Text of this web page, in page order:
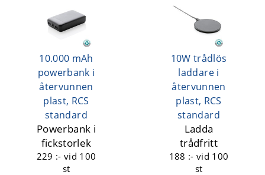
10.000 mAh
powerbank i
återvunnen
plast, RCS
standard
Powerbank i
fickstorlek
229 :- vid 100
st
10W trådlös
laddare i
återvunnen
plast, RCS
standard
Ladda
trådfritt
188 :- vid 100
st